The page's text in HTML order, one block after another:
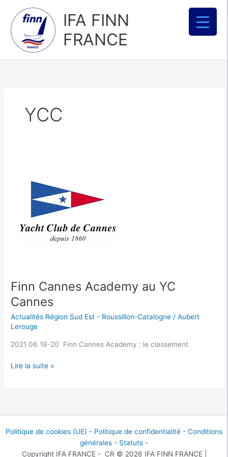
contenu
IFA FINN
FRANCE
YCC
Finn Cannes Academy au YC
Cannes
Actualités Région Sud Est - Roussillon-Catalogne /Aubert
Lerouge
2021 06 19-20 Finn Cannes Academy : le classement
Academy
Cannes
Lire la suite »
Politique de cookies (UE) - Politique de confidentialité - Conditions
générales - Statuts -
Copyright IFA FRANCE - CR © 2026 IFA FINN FRANCE |